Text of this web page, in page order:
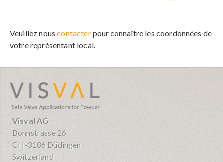
Veuillez nouscontacterpour connaître les coordonnées de
votre représentant local.
Visval AG
Bonnstrasse 26
CH-3186 Düdingen
Switzerland